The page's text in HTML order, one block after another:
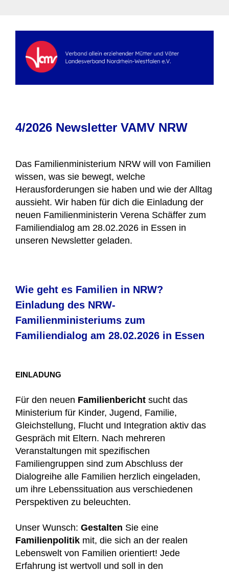
4/2026 Newsletter VAMV NRW
Das Familienministerium NRW will von Familien
wissen, was sie bewegt, welche
Herausforderungen sie haben und wie der Alltag
aussieht. Wir haben für dich die Einladung der
neuen Familienministerin Verena Schäffer zum
Familiendialog am 28.02.2026 in Essen in
unseren Newsletter geladen.
Wie geht es Familien in NRW?
Einladung des NRW-
Familienministeriums zum
Familiendialog am 28.02.2026 in Essen
EINLADUNG
Für den neuen Familienbericht sucht das
Ministerium für Kinder, Jugend, Familie,
Gleichstellung, Flucht und Integration aktiv das
Gespräch mit Eltern. Nach mehreren
Veranstaltungen mit spezifischen
Familiengruppen sind zum Abschluss der
Dialogreihe alle Familien herzlich eingeladen,
um ihre Lebenssituation aus verschiedenen
Perspektiven zu beleuchten.
Unser Wunsch: Gestalten Sie eine
Familienpolitik mit, die sich an der realen
Lebenswelt von Familien orientiert! Jede
Erfahrung ist wertvoll und soll in den